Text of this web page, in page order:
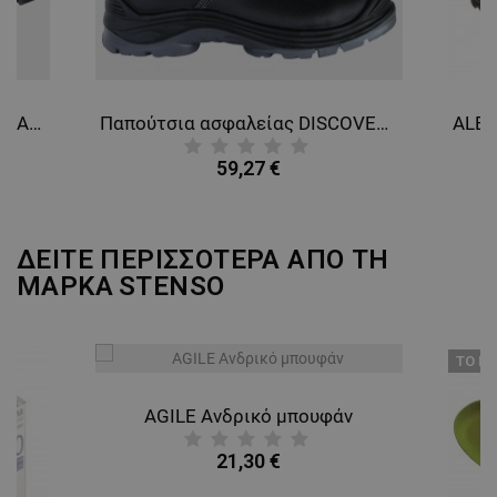
Παπούτσια εργασίας ELECTRICAL BIS SB E P WRU FO SRC Παπούτσια ασφαλείας DISCOVERY WINTER S3
59,27 €
ΔΕΙΤΕ ΠΕΡΙΣΣΟΤΕΡΑ ΑΠΟ ΤΗ
ΜΑΡΚΑ STENSO
AGILE Ανδρικό μπουφάν
21,30 €
ТΟ